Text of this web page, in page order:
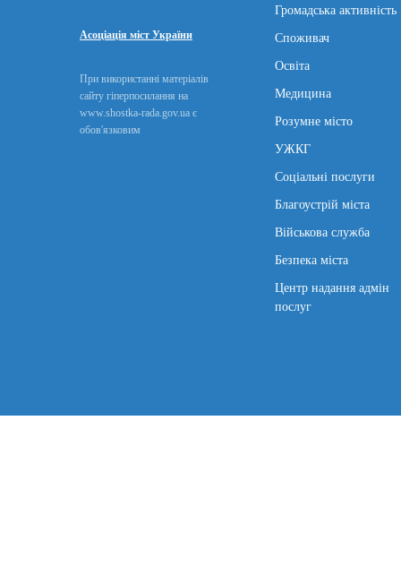
Асоціація міст України
При використанні матеріалів
сайту гіперпосилання на
www.shostka-rada.gov.ua є
обов'язковим
Громадська активність
Споживач
Освіта
Медицина
Розумне місто
УЖКГ
Соціальні послуги
Благоустрій міста
Військова служба
Безпека міста
Центр надання адмін
послуг